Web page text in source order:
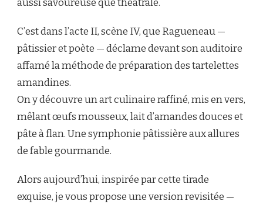
aussi savoureuse que théâtrale.
C’est dans l’acte II, scène IV, que Ragueneau —
pâtissier et poète — déclame devant son auditoire
affamé la méthode de préparation des tartelettes
amandines.
On y découvre un art culinaire raffiné, mis en vers,
mêlant œufs mousseux, lait d’amandes douces et
pâte à flan. Une symphonie pâtissière aux allures
de fable gourmande.
Alors aujourd’hui, inspirée par cette tirade
exquise, je vous propose une version revisitée —